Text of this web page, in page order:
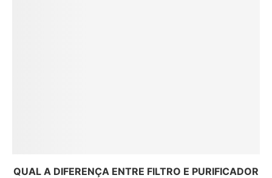
QUAL A DIFERENÇA ENTRE FILTRO E PURIFICADOR